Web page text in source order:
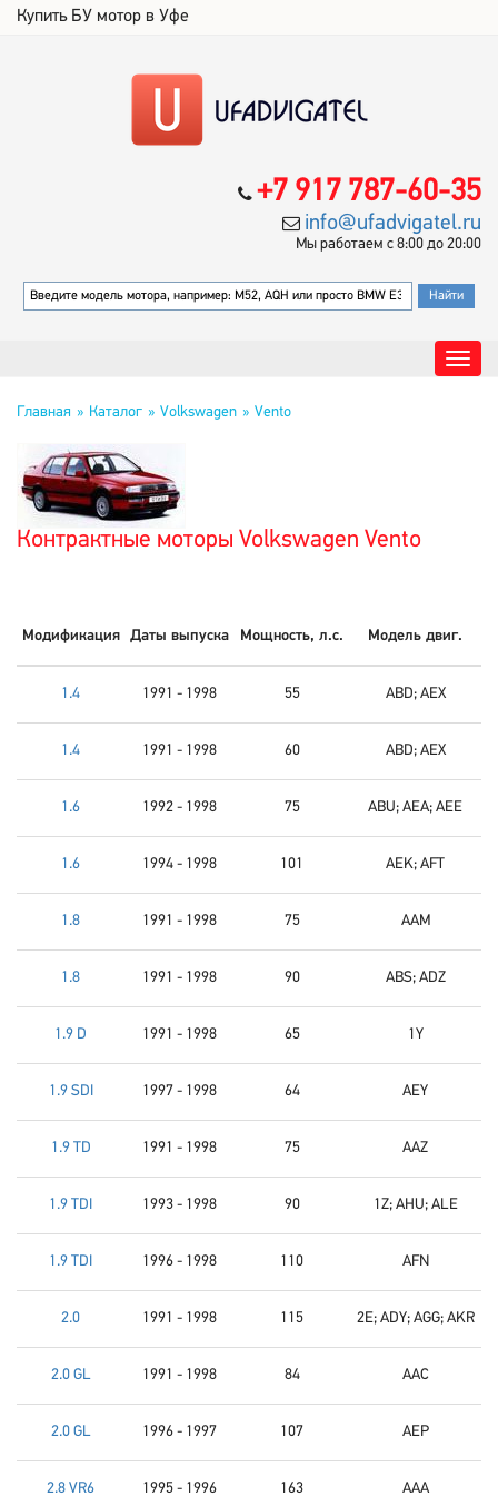
Купить БУ мотор в Уфе
+7 917 787-60-35
info@ufadvigatel.ru
Мы работаем с 8:00 до 20:00
Главная Каталог Volkswagen Vento
Контрактные моторы Volkswagen Vento
Модификация Даты выпуска Мощность, л.с. Модель двиг.
1.4 1991 - 1998 55 ABD; AEX
1.4 1991 - 1998 60 ABD; AEX
1.6 1992 - 1998 75 ABU; AEA; AEE
1.6 1994 - 1998 101 AEK; AFT
1.8 1991 - 1998 75 AAM
1.8 1991 - 1998 90 ABS; ADZ
1.9 D 1991 - 1998 65 1Y
1.9 SDI 1997 - 1998 64 AEY
1.9 TD 1991 - 1998 75 AAZ
1.9 TDI 1993 - 1998 90 1Z; AHU; ALE
1.9 TDI 1996 - 1998 110 AFN
2.0 1991 - 1998 115 2E; ADY; AGG; AKR
2.0 GL 1991 - 1998 84 AAC
2.0 GL 1996 - 1997 107 AEP
2.8 VR6 1995 - 1996 163 AAA